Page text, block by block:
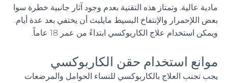
مادية عالية. وتمتاز هذه التقنية بعدم وجود آثار جانبية خطرة سوا
بعض اللإحمرار والإنتفاخ البسيط مايلبث أن يختفي بعد عدة أيام.
ويمكن استخدام علاج الكاربوكسي ابتداءً من عمر 18 عاماً.
موانع استخدام حقن الكاربوكسي
يجب تجنب العلاج بالكاربوكسي للنساء الحوامل والمرضعات